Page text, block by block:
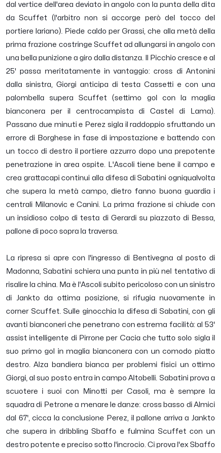
dal vertice dell'area deviato in angolo con la punta della dita
da Scuffet (l'arbitro non si accorge però del tocco del
portiere lariano). Piede caldo per Grassi, che alla metà della
prima frazione costringe Scuffet ad allungarsi in angolo con
una bella punizione a giro dalla distanza. Il Picchio cresce e al
25' passa meritatamente in vantaggio: cross di Antonini
dalla sinistra, Giorgi anticipa di testa Cassetti e con una
palombella supera Scuffet (settimo gol con la maglia
bianconera per il centrocampista di Castel di Lama).
Passano due minuti e Perez sigla il raddoppio sfruttando un
errore di Borghese in fase di impostazione e battendo con
un tocco di destro il portiere azzurro dopo una prepotente
penetrazione in area ospite. L'Ascoli tiene bene il campo e
crea grattacapi continui alla difesa di Sabatini ogniqualvolta
che supera la metà campo, dietro fanno buona guardia i
centrali Milanovic e Canini. La prima frazione si chiude con
un insidioso colpo di testa di Gerardi su piazzato di Bessa,
pallone di poco sopra la traversa.
La ripresa si apre con l'ingresso di Bentivegna al posto di
Madonna, Sabatini schiera una punta in più nel tentativo di
risalire la china. Ma è l'Ascoli subito pericoloso con un sinistro
di Jankto da ottima posizione, si rifugia nuovamente in
corner Scuffet. Sulle ginocchia la difesa di Sabatini, con gli
avanti bianconeri che penetrano con estrema facilità: al 53'
assist intelligente di Pirrone per Cacia che tutto solo sigla il
suo primo gol in maglia bianconera con un comodo piatto
destro. Alza bandiera bianca per problemi fisici un ottimo
Giorgi, al suo posto entra in campo Altobelli. Sabatini prova a
scuotere i suoi con Minotti per Casoli, ma è sempre la
squadra di Petrone a menare le danze: cross basso di Almici
dal 67', cicca la conclusione Perez, il pallone arriva a Jankto
che supera in dribbling Sbaffo e fulmina Scuffet con un
destro potente e preciso sotto l'incrocio. Ci prova l'ex Sbaffo